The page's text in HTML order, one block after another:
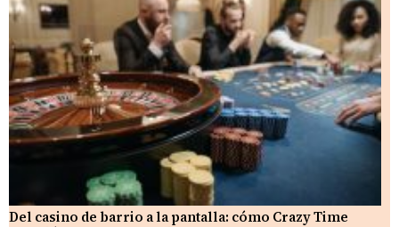
Del casino de barrio a la pantalla: cómo Crazy Time